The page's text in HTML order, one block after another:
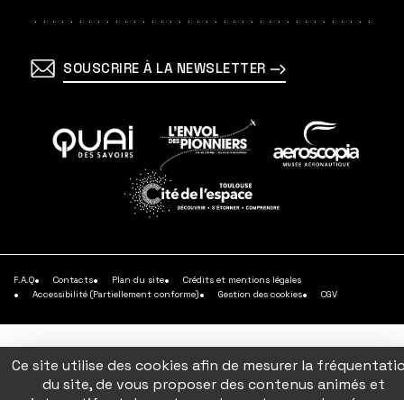
Ce site utilise des cookies afin de mesurer la
du site, de vous proposer des contenus animés et
SOUSCRIRE À LA NEWSLETTER
En
savoir
plus
F.A.Q Contacts Plan du site
Crédits et mentions légales
Accessibilité (Partiellement conforme)
Gestion des cookies CGV